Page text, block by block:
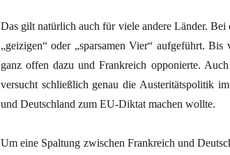
Das gilt natürlich auch für viele andere Länder.
„geizigen“ oder „sparsamen Vier“ aufgeführt.
ganz offen dazu und Frankreich opponierte.
versucht schließlich genau die Austeritätspolitik
und Deutschland zum EU-Diktat machen wollte.
Um eine Spaltung zwischen Frankreich und